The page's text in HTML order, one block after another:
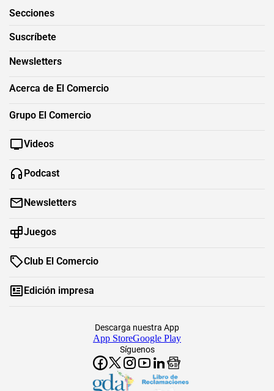
Secciones
Suscríbete
Newsletters
Acerca de El Comercio
Grupo El Comercio
Videos
Podcast
Newsletters
Juegos
Club El Comercio
Edición impresa
Síguenos
Descarga nuestra App
App StoreGoogle Play